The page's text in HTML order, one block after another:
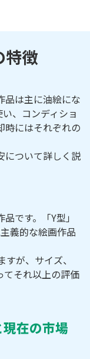
特徴
品は主に油絵にな
、コンディショ
時にはそれぞれの
について詳しく説
です。「Y型」
義的な絵画作品
が、サイズ、
てそれ以上の評価
在の市場